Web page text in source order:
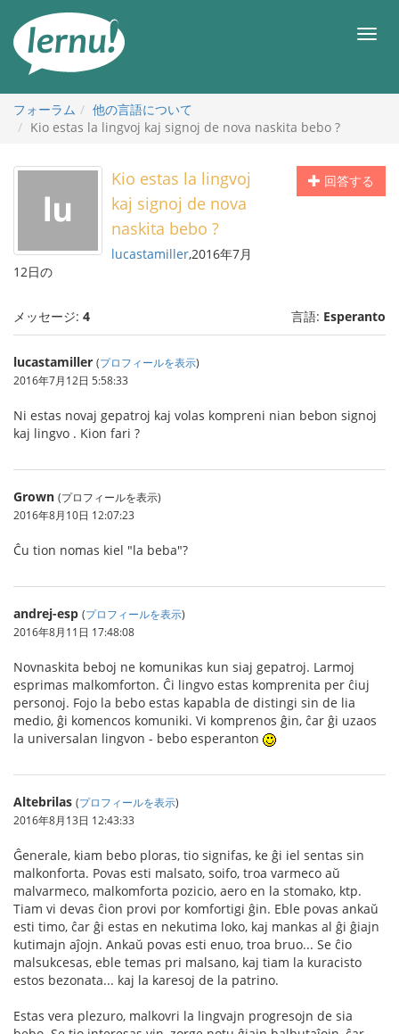
メ
フォーラム
他の言語について
Kio estas la lingvoj kaj signoj de nova naskita bebo ?
回答する
Kio estas la lingvoj
kaj signoj de nova
naskita bebo ?
lucastamiller,2016年7月
12日の
メッセージ: 4 言語: Esperanto
lucastamiller (プロフィールを表示)
2016年7月12日 5:58:33
Ni estas novaj gepatroj kaj volas kompreni nian bebon signoj
kaj lingvo . Kion fari ?
Grown (プロフィールを表示)
2016年8月10日 12:07:23
Ĉu tion nomas kiel "la beba"?
andrej-esp (プロフィールを表示)
2016年8月11日 17:48:08
Novnaskita beboj ne komunikas kun siaj gepatroj. Larmoj
esprimas malkomforton. Ĉi lingvo estas komprenita per ĉiuj
personoj. Fojo la bebo estas kapabla de distingi sin de lia
medio, ĝi komencos komuniki. Vi komprenos ĝin, ĉar ĝi uzaos
la universalan lingvon - bebo esperanton
Altebrilas (プロフィールを表示)
2016年8月13日 12:43:33
Ĝenerale, kiam bebo ploras, tio signifas, ke ĝi iel sentas sin
malkonforta. Povas esti malsato, soifo, troa varmeco aŭ
malvarmeco, malkomforta pozicio, aero en la stomako, ktp.
Tiam vi devas ĉion provi por komfortigi ĝin. Eble povas ankaŭ
esti timo, ĉar ĝi estas en nekutima loko, kaj mankas al ĝi ĝiajn
kutimajn aĵojn. Ankaŭ povas esti enuo, troa bruo... Se ĉio
malsukcesas, eble temas pri malsano, kaj tiam la kuracisto
estos bezonata... kaj la karesoj de la patrino.
Estas vera plezuro, malkovri la lingvajn progresojn de sia